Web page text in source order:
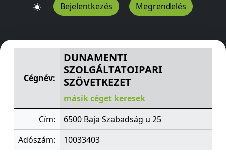
Bejelentkezés Megrendelés
DUNAMENTI SZOLGÁLTATOIPARI SZÖVETKEZET
Cégnév:
DUNAMENTI
SZOLGÁLTATOIPARI
SZÖVETKEZET
másik céget keresek
Cím:
6500 Baja Szabadság u 25
Adószám:
10033403